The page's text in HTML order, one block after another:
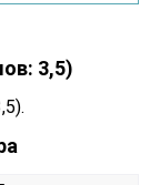
3,5)